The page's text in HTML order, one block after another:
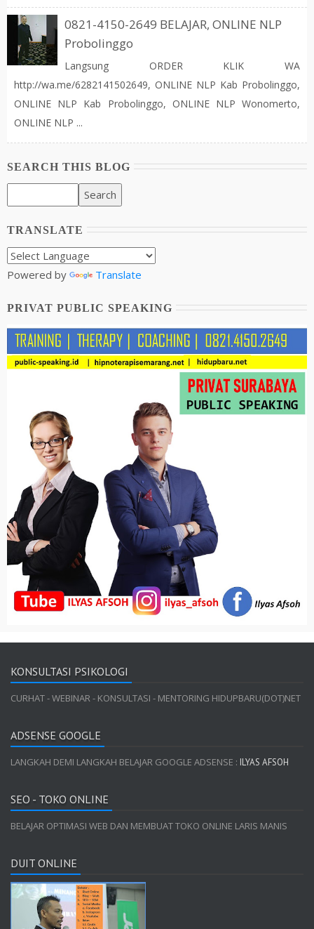
0821-4150-2649 BELAJAR, ONLINE NLP
Probolinggo
Langsung ORDER KLIK WA
http://wa.me/6282141502649, ONLINE NLP Kab Probolinggo,
ONLINE NLP Kab Probolinggo, ONLINE NLP Wonomerto,
ONLINE NLP ...
SEARCH THIS BLOG
TRANSLATE
Powered by Translate
PRIVAT PUBLIC SPEAKING
KONSULTASI PSIKOLOGI
CURHAT - WEBINAR - KONSULTASI - MENTORING HIDUPBARU(DOT)NET
ADSENSE GOOGLE
LANGKAH DEMI LANGKAH BELAJAR GOOGLE ADSENSE : ILYAS AFSOH
SEO - TOKO ONLINE
BELAJAR OPTIMASI WEB DAN MEMBUAT TOKO ONLINE LARIS MANIS
DUIT ONLINE